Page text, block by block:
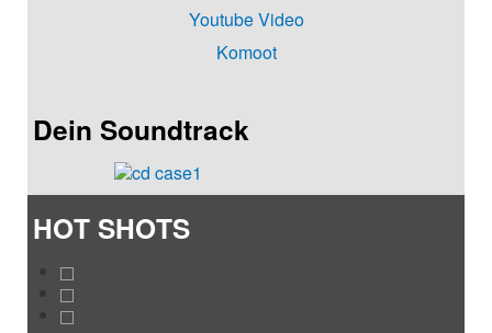
Youtube Video
Komoot
Dein Soundtrack
HOT SHOTS